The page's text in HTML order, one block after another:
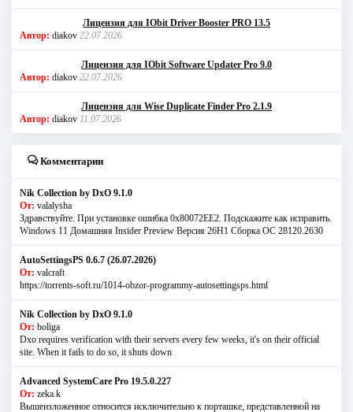
Лицензия для IObit Driver Booster PRO 13.5
Автор: diakov 22.07.2026
Лицензия для IObit Software Updater Pro 9.0
Автор: diakov 22.07.2026
Лицензия для Wise Duplicate Finder Pro 2.1.9
Автор: diakov 11.07.2026
Комментарии
Nik Collection by DxO 9.1.0
От: valalysha
Здравствуйте. При установке ошибка 0х80072EE2. Подскажите как исправить.
Windows 11 Домашняя Insider Preview Версия 26H1 Сборка ОС 28120.2630
AutoSettingsPS 0.6.7 (26.07.2026)
От: valcraft
https://torrents-soft.ru/1014-obzor-programmy-autosettingsps.html
Nik Collection by DxO 9.1.0
От: boliga
Dxo requires verification with their servers every few weeks, it's on their official
site. When it fails to do so, it shuts down
Advanced SystemCare Pro 19.5.0.227
От: zeka.k
Вышеизложенное относится исключительно к порташке, представленной на